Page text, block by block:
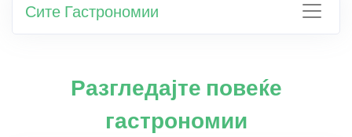
Сите Гастрономии
Разгледајте повеќе
гастрономии